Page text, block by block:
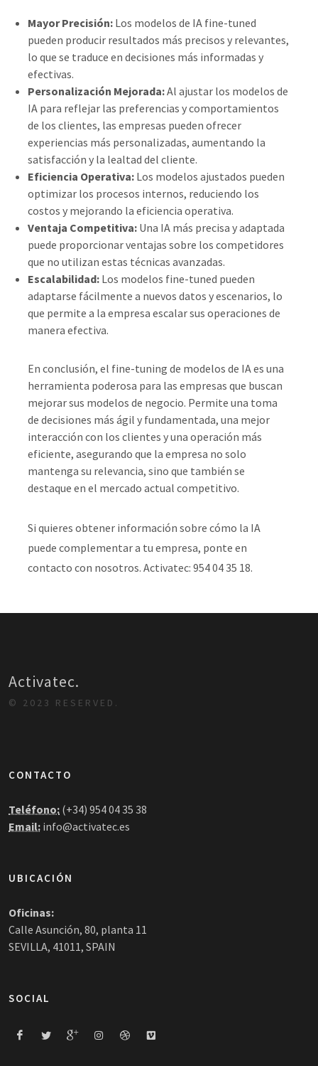
Mayor Precisión: Los modelos de IA fine-tuned
pueden producir resultados más precisos y relevantes,
lo que se traduce en decisiones más informadas y
efectivas.
Personalización Mejorada:Al ajustar los modelos de
IA para reflejar las preferencias y comportamientos
de los clientes, las empresas pueden ofrecer
experiencias más personalizadas, aumentando la
satisfacción y la lealtad del cliente.
Eficiencia Operativa: Los modelos ajustados pueden
optimizar los procesos internos, reduciendo los
costos y mejorando la eficiencia operativa.
Ventaja Competitiva: Una IA más precisa y adaptada
puede proporcionar ventajas sobre los competidores
que no utilizan estas técnicas avanzadas.
Escalabilidad: Los modelos fine-tuned pueden
adaptarse fácilmente a nuevos datos y escenarios, lo
que permite a la empresa escalar sus operaciones de
manera efectiva.
En conclusión, el fine-tuning de modelos de IA es una
herramienta poderosa para las empresas que buscan
mejorar sus modelos de negocio. Permite una toma
de decisiones más ágil y fundamentada, una mejor
interacción con los clientes y una operación más
eficiente, asegurando que la empresa no solo
mantenga su relevancia, sino que también se
destaque en el mercado actual competitivo.
Si quieres obtener información sobre cómo la IA
puede complementar a tu empresa, ponte en
contacto con nosotros. Activatec: 954 04 35 18.
Activatec.
© 2023 RESERVED.
CONTACTO
Teléfono: (+34) 954 04 35 38
Email: info@activatec.es
UBICACIÓN
Oficinas:
Calle Asunción, 80, planta 11
SEVILLA, 41011, SPAIN
SOCIAL